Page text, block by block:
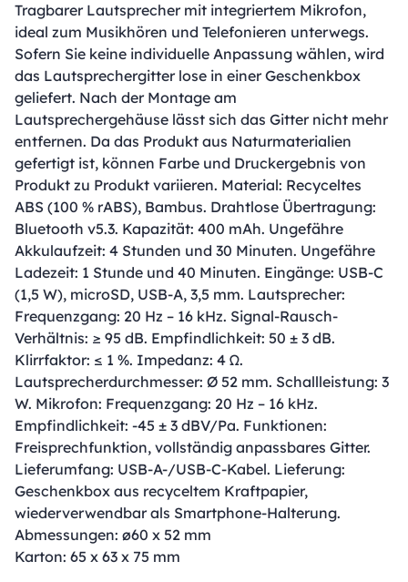
Tragbarer Lautsprecher mit integriertem Mikrofon,
ideal zum Musikhören und Telefonieren unterwegs.
Sofern Sie keine individuelle Anpassung wählen, wird
das Lautsprechergitter lose in einer Geschenkbox
geliefert. Nach der Montage am
Lautsprechergehäuse lässt sich das Gitter nicht mehr
entfernen. Da das Produkt aus Naturmaterialien
gefertigt ist, können Farbe und Druckergebnis von
Produkt zu Produkt variieren. Material: Recyceltes
ABS (100 % rABS), Bambus. Drahtlose Übertragung:
Bluetooth v5.3. Kapazität: 400 mAh. Ungefähre
Akkulaufzeit: 4 Stunden und 30 Minuten. Ungefähre
Ladezeit: 1 Stunde und 40 Minuten. Eingänge: USB-C
(1,5 W), microSD, USB-A, 3,5 mm. Lautsprecher:
Frequenzgang: 20 Hz – 16 kHz. Signal-Rausch-
Verhältnis: ≥ 95 dB. Empfindlichkeit: 50 ± 3 dB.
Klirrfaktor: ≤ 1 %. Impedanz: 4 Ω.
Lautsprecherdurchmesser: Ø 52 mm. Schallleistung: 3
W. Mikrofon: Frequenzgang: 20 Hz – 16 kHz.
Empfindlichkeit: -45 ± 3 dBV/Pa. Funktionen:
Freisprechfunktion, vollständig anpassbares Gitter.
Lieferumfang: USB-A-/USB-C-Kabel. Lieferung:
Geschenkbox aus recyceltem Kraftpapier,
wiederverwendbar als Smartphone-Halterung.
Abmessungen: ø60 x 52 mm
Karton: 65 x 63 x 75 mm